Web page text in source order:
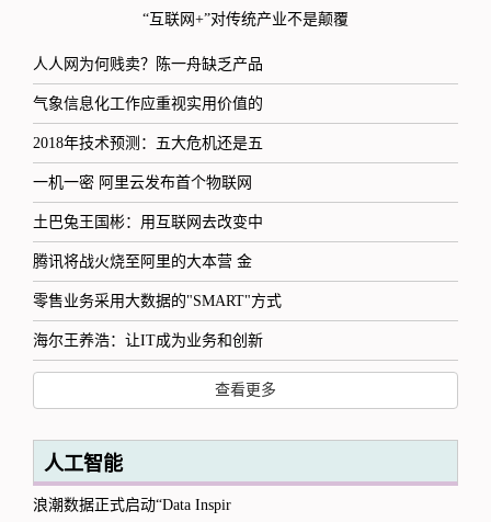
“互联网+”对传统产业不是颠覆
人人网为何贱卖？陈一舟缺乏产品
气象信息化工作应重视实用价值的
2018年技术预测：五大危机还是五
一机一密 阿里云发布首个物联网
土巴兔王国彬：用互联网去改变中
腾讯将战火烧至阿里的大本营 金
零售业务采用大数据的"SMART"方式
海尔王养浩：让IT成为业务和创新
查看更多
人工智能
浪潮数据正式启动“Data Inspir